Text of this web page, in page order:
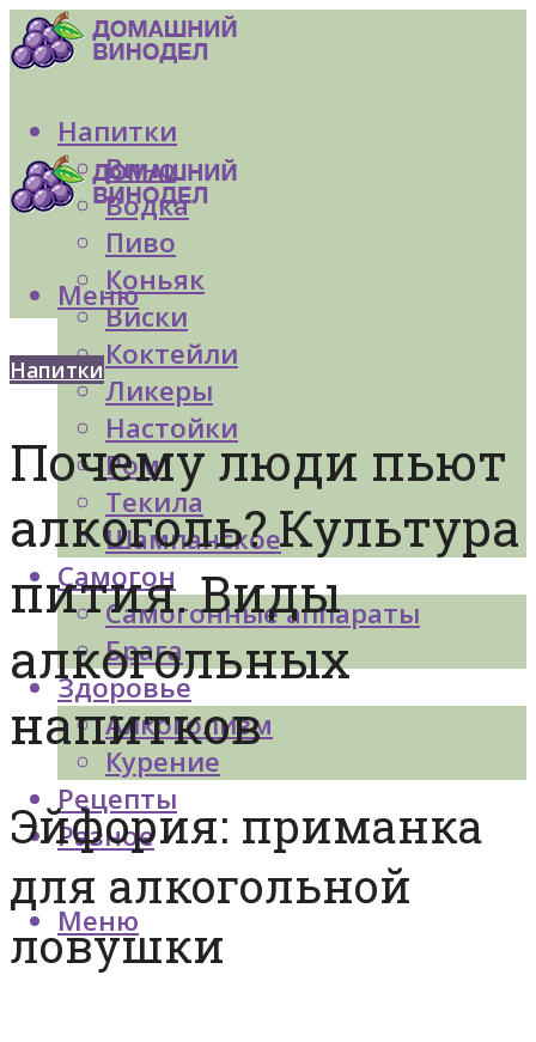
Напитки
Вино
Водка
Пиво
Коньяк
Виски
Коктейли
Ликеры
Настойки
Ром
Текила
Шампанское
Самогон
Самогонные аппараты
Брага
Здоровье
Алкоголизм
Курение
Рецепты
Разное
Меню
Меню
Напитки
Почему люди пьют
алкоголь? Культура
пития. Виды
алкогольных
напитков
Эйфория: приманка
для алкогольной
ловушки